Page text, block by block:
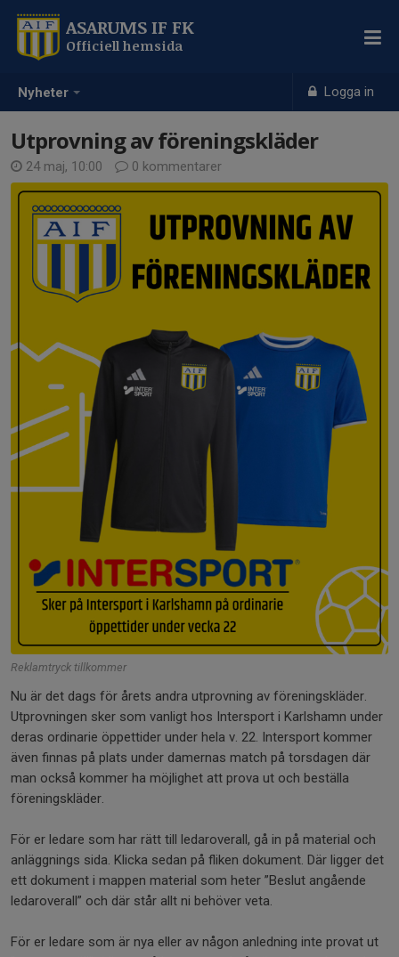
Nyheter Logga in
ASARUMS IF FK
Officiell hemsida
Utprovning av föreningskläder
24 maj, 10:00 0 kommentarer
Reklamtryck tillkommer
Nu är det dags för årets andra utprovning av föreningskläder.
Utprovningen sker som vanligt hos Intersport i Karlshamn under
deras ordinarie öppettider under hela v. 22. Intersport kommer
även finnas på plats under damernas match på torsdagen där
man också kommer ha möjlighet att prova ut och beställa
föreningskläder.
För er ledare som har rätt till ledaroverall, gå in på material och
anläggnings sida. Klicka sedan på fliken dokument. Där ligger det
ett dokument i mappen material som heter ”Beslut angående
ledaroverall” och där står allt ni behöver veta.
För er ledare som är nya eller av någon anledning inte provat ut